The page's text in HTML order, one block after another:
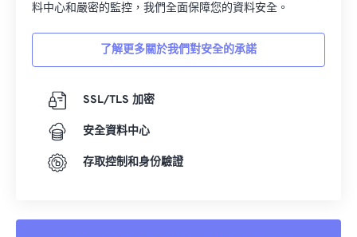
料中心和嚴密的監控，我們全面保障您的資料安全。
了解更多關於我們對安全的承諾
SSL/TLS 加密
安全資料中心
存取控制和身份驗證